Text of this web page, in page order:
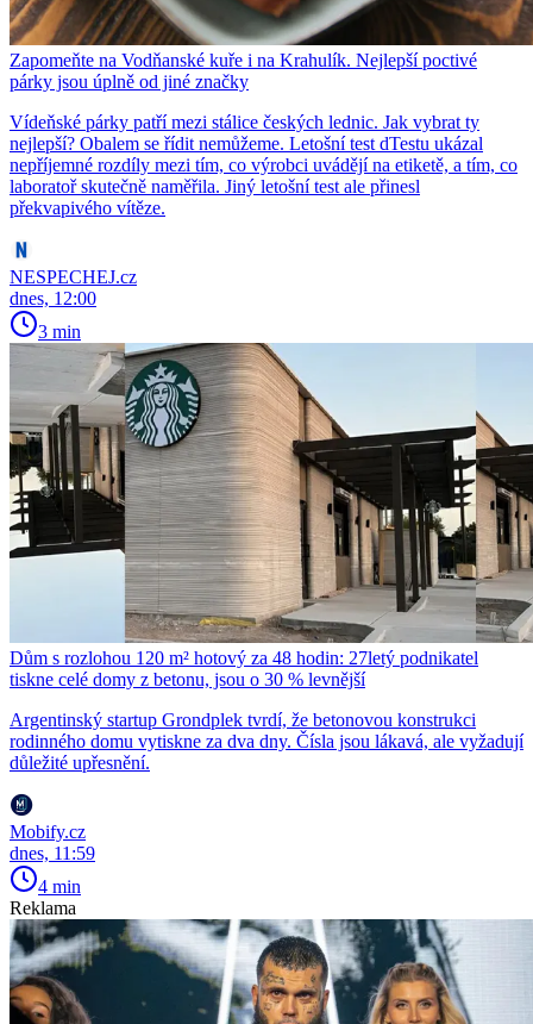
Zapomeňte na Vodňanské kuře i na Krahulík. Nejlepší poctivé
párky jsou úplně od jiné značky
Vídeňské párky patří mezi stálice českých lednic. Jak vybrat ty
nejlepší? Obalem se řídit nemůžeme. Letošní test dTestu ukázal
nepříjemné rozdíly mezi tím, co výrobci uvádějí na etiketě, a tím, co
laboratoř skutečně naměřila. Jiný letošní test ale přinesl
překvapivého vítěze.
NESPECHEJ.cz
dnes, 12:00
3 min
Dům s rozlohou 120 m² hotový za 48 hodin: 27letý podnikatel
tiskne celé domy z betonu, jsou o 30 % levnější
Argentinský startup Grondplek tvrdí, že betonovou konstrukci
rodinného domu vytiskne za dva dny. Čísla jsou lákavá, ale vyžadují
důležité upřesnění.
Mobify.cz
dnes, 11:59
4 min
Reklama